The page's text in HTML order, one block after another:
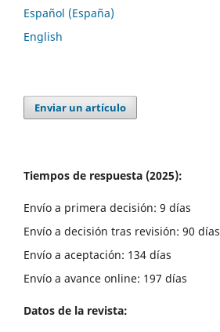
Español (España)
English
Enviar un artículo
Tiempos de respuesta (2025):
Envío a primera decisión: 9 días
Envío a decisión tras revisión: 90 días
Envío a aceptación: 134 días
Envío a avance online: 197 días
Datos de la revista: